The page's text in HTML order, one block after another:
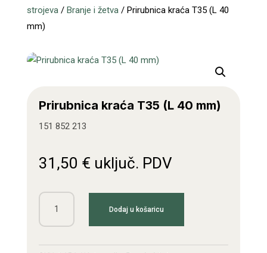
strojeva/ Branje i žetva/ Prirubnica kraća T35 (L 40
mm)
Prirubnica kraća T35 (L 40 mm)
151 852 213
31,50 € uključ. PDV
Prirubnica
kraća
(L
Dodaj u košaricu